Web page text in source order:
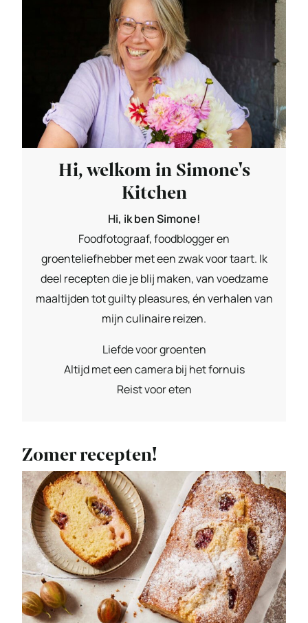
Hi, welkom in Simone's
Kitchen
Hi, ik ben Simone!
Foodfotograaf, foodblogger en
groenteliefhebber met een zwak voor taart. Ik
deel recepten die je blij maken, van voedzame
maaltijden tot guilty pleasures, én verhalen van
mijn culinaire reizen.
Liefde voor groenten
Altijd met een camera bij het fornuis
Reist voor eten
Zomer recepten!